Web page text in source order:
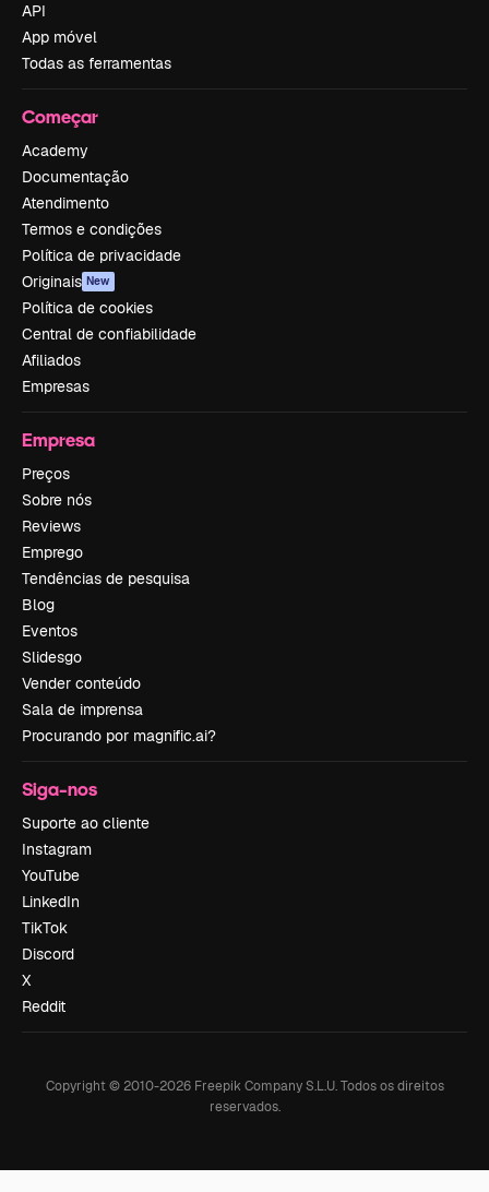
API
App móvel
Todas as ferramentas
Começar
Academy
Documentação
Atendimento
Termos e condições
Política de privacidade
Originais New
Política de cookies
Central de confiabilidade
Afiliados
Empresas
Empresa
Preços
Sobre nós
Reviews
Emprego
Tendências de pesquisa
Blog
Eventos
Slidesgo
Vender conteúdo
Sala de imprensa
Procurando por magnific.ai?
Siga-nos
Suporte ao cliente
Instagram
YouTube
LinkedIn
TikTok
Discord
X
Reddit
Copyright © 2010-2026Freepik Company S.L.U. Todos os direitos
reservados.